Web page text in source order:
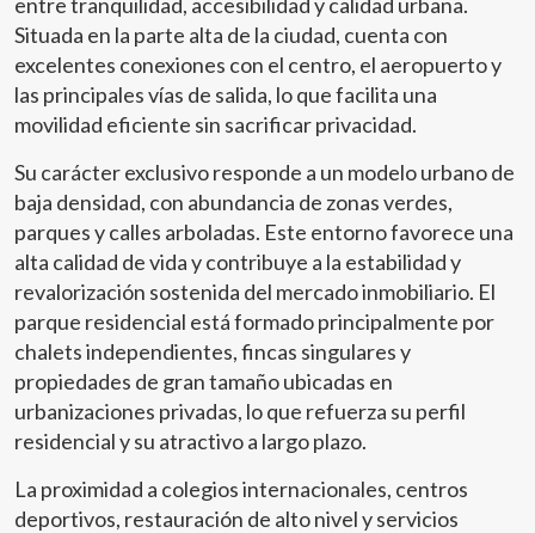
Situada en la parte alta de la ciudad, cuenta con
excelentes conexiones con el centro, el aeropuerto y
las principales vías de salida, lo que facilita una
movilidad eficiente sin sacrificar privacidad.
Su carácter exclusivo responde a un modelo urbano de
baja densidad, con abundancia de zonas verdes,
parques y calles arboladas. Este entorno favorece una
alta calidad de vida y contribuye a la estabilidad y
revalorización sostenida del mercado inmobiliario. El
parque residencial está formado principalmente por
chalets independientes, fincas singulares y
propiedades de gran tamaño ubicadas en
urbanizaciones privadas, lo que refuerza su perfil
residencial y su atractivo a largo plazo.
La proximidad a colegios internacionales, centros
deportivos, restauración de alto nivel y servicios